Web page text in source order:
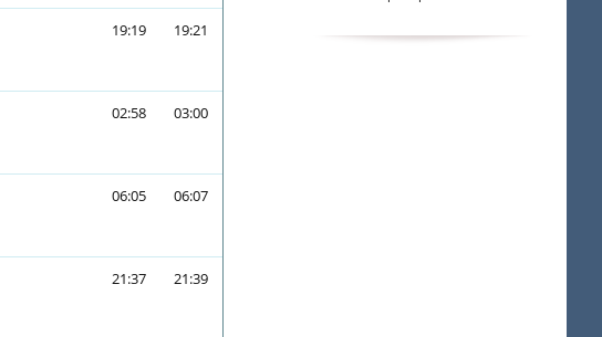
19:19 19:21
02:58 03:00
06:05 06:07
21:37 21:39